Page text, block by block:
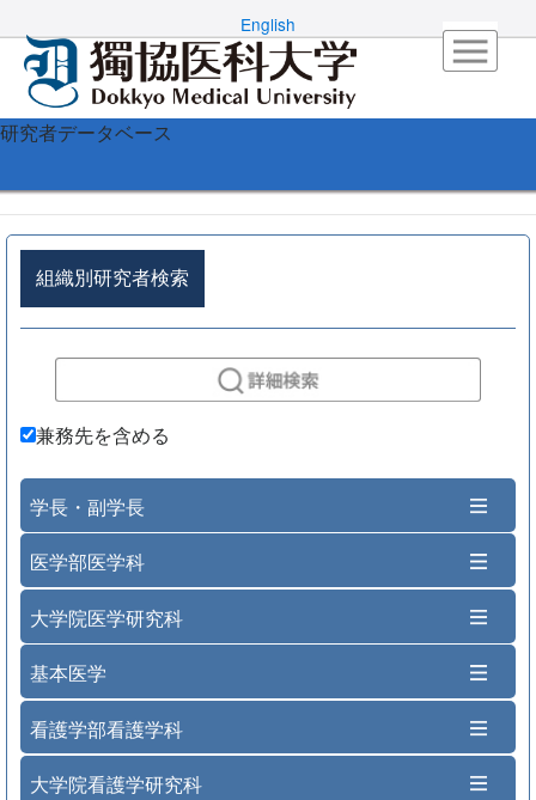
English
研究者データベース
組織別研究者検索
兼務先を含める
学長・副学長
医学部医学科
大学院医学研究科
基本医学
看護学部看護学科
大学院看護学研究科